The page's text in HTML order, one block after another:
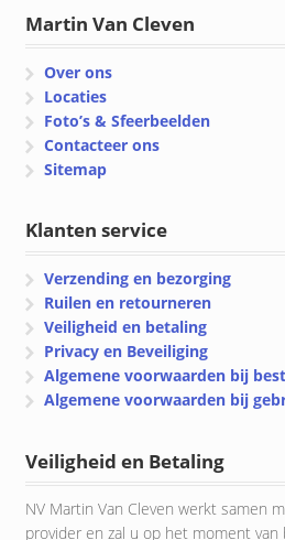
Martin Van Cleven
Over ons
Locaties
Foto’s & Sfeerbeelden
Contacteer ons
Sitemap
Klanten service
Verzending en bezorging
Ruilen en retourneren
Veiligheid en betaling
Privacy en Beveiliging
Algemene voorwaarden bij
Algemene voorwaarden bij
Veiligheid en Betaling
NV Martin Van Cleven werkt samen
provider en zal u op het moment